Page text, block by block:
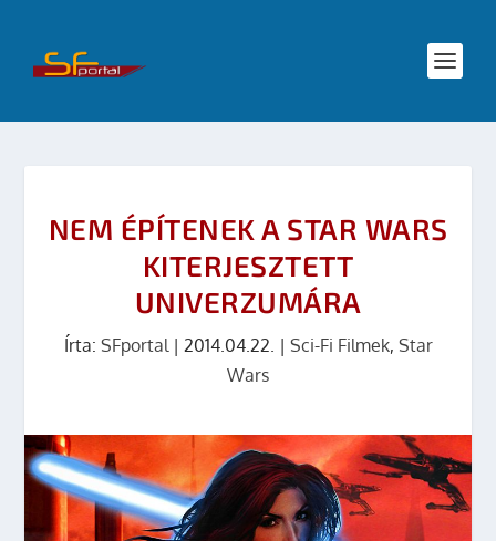
NEM ÉPÍTENEK A STAR WARS
KITERJESZTETT
UNIVERZUMÁRA
Írta: SFportal| 2014.04.22. | Sci-Fi Filmek, Star
Wars